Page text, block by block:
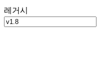
레거시